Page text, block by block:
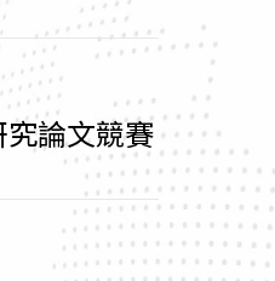
究論文競賽